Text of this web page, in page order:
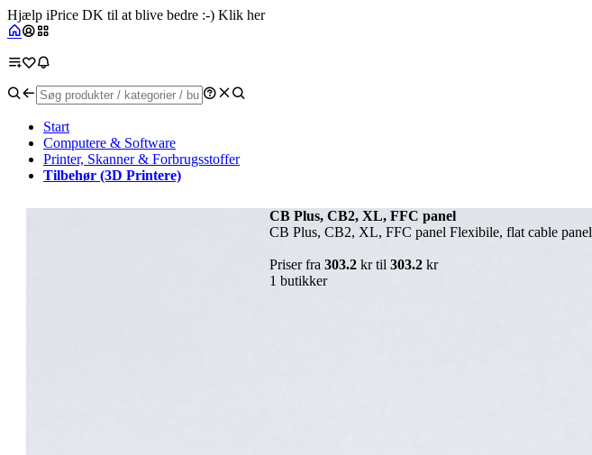
Hjælp iPrice DK til at blive bedre :-) Klik her
Start
Computere & Software
Printer, Skanner & Forbrugsstoffer
Tilbehør (3D Printere)
CB Plus, CB2, XL, FFC panel
CB Plus, CB2, XL, FFC panel Flexibile, flat cable panel
Priser fra 303.2 kr til 303.2 kr
1 butikker